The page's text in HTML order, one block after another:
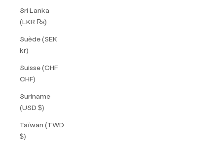
Sri Lanka
(LKR ₨)
Suède (SEK
kr)
Suisse (CHF
CHF)
Suriname
(USD $)
Taïwan (TWD
$)